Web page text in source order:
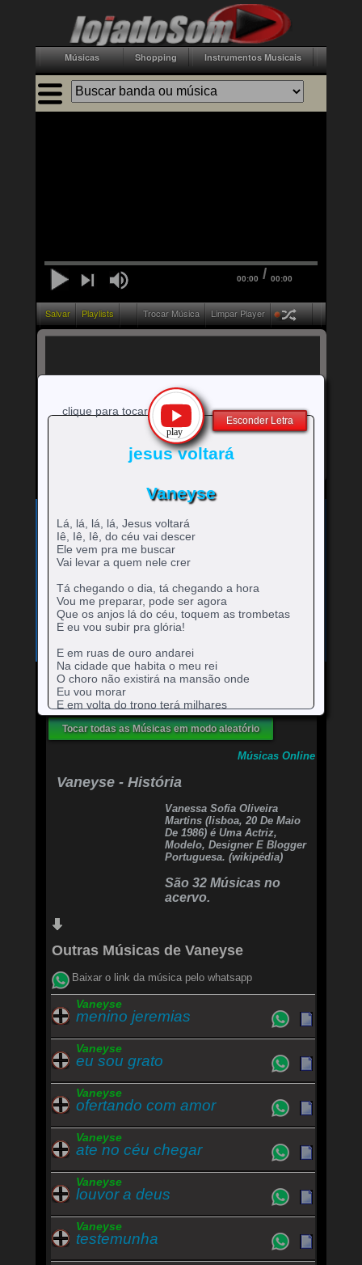
jesus voltará
Vaneyse
Lá, lá, lá, lá, Jesus voltará
Iê, Iê, Iê, do céu vai descer
Ele vem pra me buscar
Vai levar a quem nele crer
Tá chegando o dia, tá chegando a hora
Vou me preparar, pode ser agora
Que os anjos lá do céu, toquem as trombetas
E eu vou subir pra glória!
E em ruas de ouro andarei
Na cidade que habita o meu rei
O choro não existirá na mansão onde
Eu vou morar
E em volta do trono terá milhares
De anjos a cantar
Santo, digno é o cordeiro de Deus
Honra, glória, glória àquele que venceu
clique para tocar
Esconder Letra
Músicas Shopping Instrumentos Musicais
00:00 / 00:00
Salvar Playlists Trocar Música Limpar Player
Bandas e cantores que começam com a Letra
0-9
-
com
números
Artistas
A
Brtistas
B
Crtistas
C
Drtistas
D
E
F
rtistas
com
I
rtistas
com
J
rtistas
com
K
rtistas
com
L
rtistas
com
M
rtistas
com
N
com
O
P
R
rtistas
com
R
Srtistas
com
S
Trtistas
com
T
Urtistas
com
U
Vrtistas
com
V
Wrtistas
com
X
com
com
Mande para o Facebook
Tocar todas as Músicas em modo aleatório
Músicas Online
Vaneyse - História
Vanessa Sofia Oliveira
Martins (lisboa, 20 De Maio
De 1986) é Uma Actriz,
Modelo, Designer E Blogger
Portuguesa. (wikipédia)
São 32 Músicas no
acervo.
Outras Músicas de Vaneyse
Baixar o link da música pelo whatsapp
Vaneyse
menino jeremias
Vaneyse
eu sou grato
Vaneyse
ofertando com amor
Vaneyse
ate no céu chegar
Vaneyse
louvor a deus
Vaneyse
testemunha